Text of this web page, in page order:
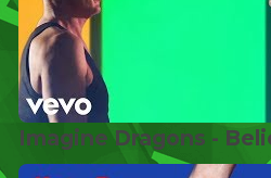
Imagine Dragons -